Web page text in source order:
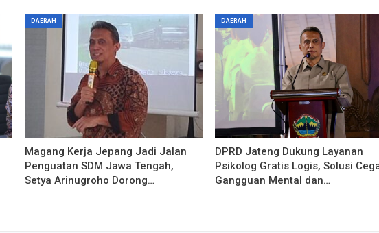
DAERAH
Magang Kerja Jepang Jadi Jalan
Penguatan SDM Jawa Tengah,
Setya Arinugroho Dorong…
DAERAH
DPRD Jateng Dukung Layanan
Psikolog Gratis Logis, Solusi
Gangguan Mental dan…